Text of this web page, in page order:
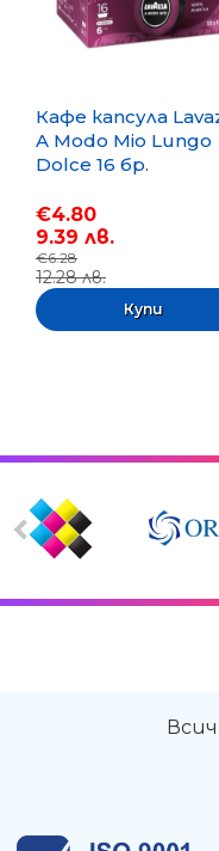
Кафе капсула
A Modo Mio Lungo
Dolce 16 бр.
€4.80
9.39 лв.
€6.28
12.28 лв.